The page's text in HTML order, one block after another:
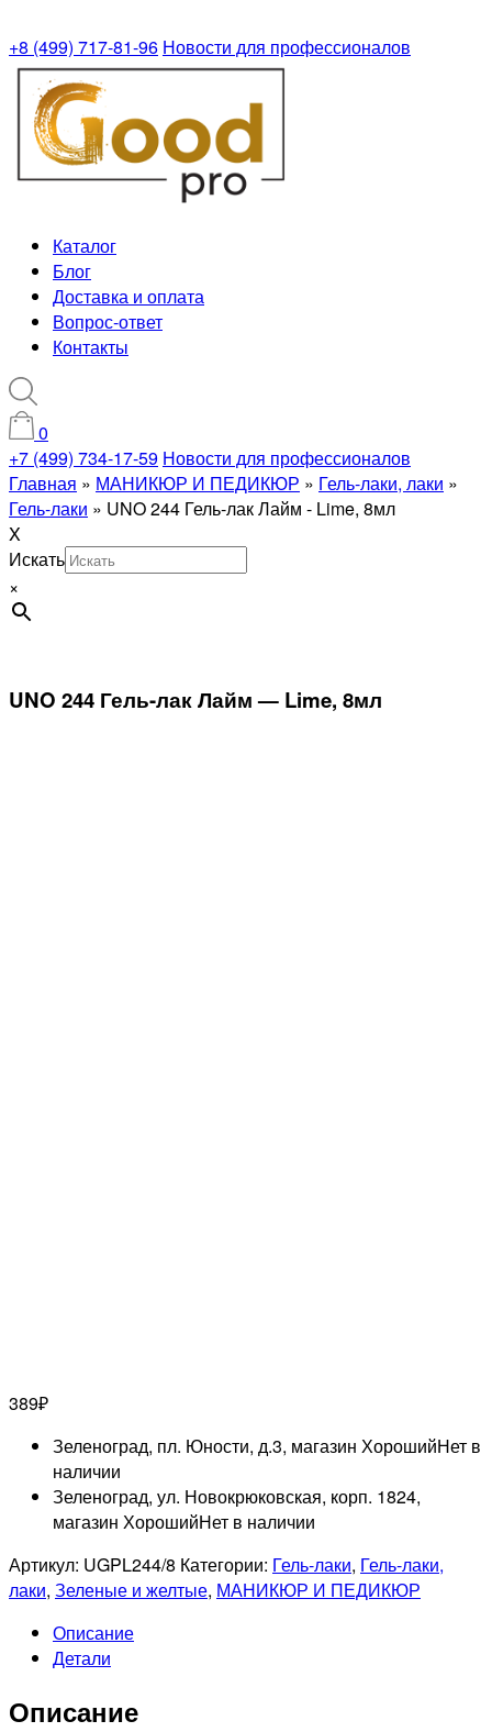
+8 (499) 717-81-96 Новости для профессионалов
Каталог
Блог
Доставка и оплата
Вопрос-ответ
Контакты
0
+7 (499) 734-17-59 Новости для профессионалов
Главная » МАНИКЮР И ПЕДИКЮР » Гель-лаки, лаки »
Гель-лаки » UNO 244 Гель-лак Лайм - Lime, 8мл
X
Искать
×
UNO 244 Гель-лак Лайм — Lime, 8мл
389₽
Зеленоград, пл. Юности, д.3, магазин ХорошийНет в
наличии
Зеленоград, ул. Новокрюковская, корп. 1824,
магазин ХорошийНет в наличии
Артикул: UGPL244/8 Категории: Гель-лаки, Гель-лаки,
лаки, Зеленые и желтые, МАНИКЮР И ПЕДИКЮР
Описание
Детали
Описание